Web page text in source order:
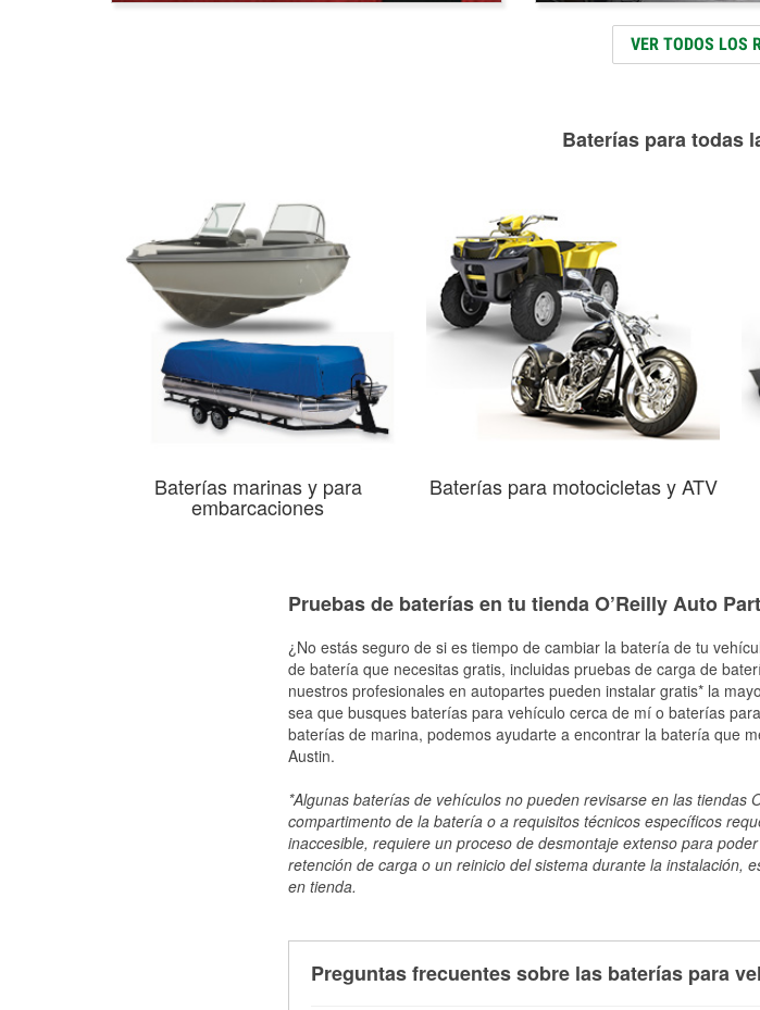
VER TODOS LOS
Baterías para todas
Baterías marinas y para
embarcaciones
Baterías para motocicletas y ATV
Pruebas de baterías en tu tienda O’Reilly Auto
¿No estás seguro de si es tiempo de cambiar la batería de tu
de batería que necesitas gratis, incluidas pruebas de carga de
nuestros profesionales en autopartes pueden instalar gratis* la
sea que busques baterías para vehículo cerca de mí o baterías
baterías de marina, podemos ayudarte a encontrar la batería que
Austin.
*Algunas baterías de vehículos no pueden revisarse en las tiendas
compartimento de la batería o a requisitos técnicos específicos
inaccesible, requiere un proceso de desmontaje extenso para
retención de carga o un reinicio del sistema durante la instalación,
en tienda.
Preguntas frecuentes sobre las baterías para